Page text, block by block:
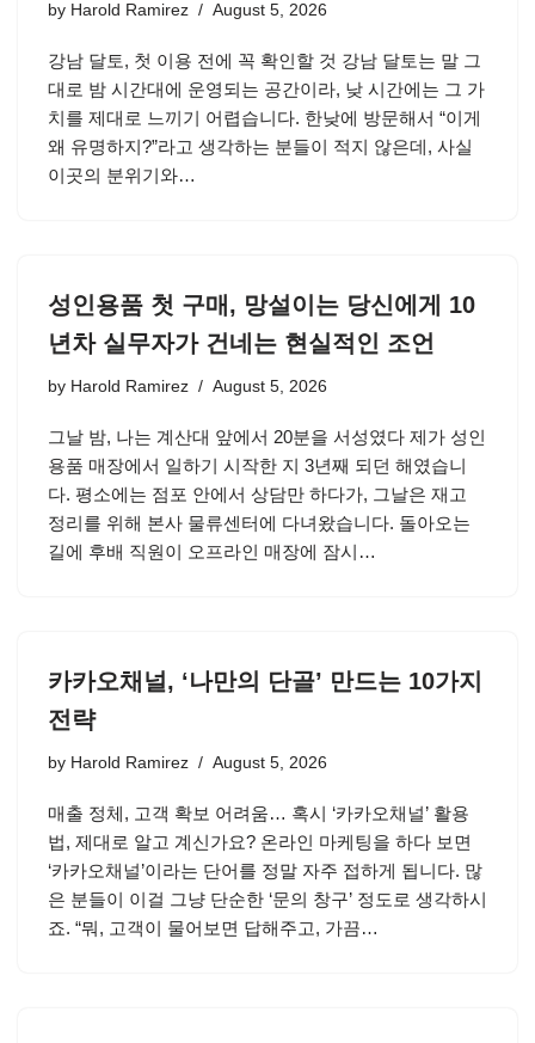
by Harold Ramirez August 5, 2026
강남 달토, 첫 이용 전에 꼭 확인할 것 강남 달토는 말 그
대로 밤 시간대에 운영되는 공간이라, 낮 시간에는 그 가
치를 제대로 느끼기 어렵습니다. 한낮에 방문해서 “이게
왜 유명하지?”라고 생각하는 분들이 적지 않은데, 사실
이곳의 분위기와…
성인용품 첫 구매, 망설이는 당신에게 10
년차 실무자가 건네는 현실적인 조언
by Harold Ramirez August 5, 2026
그날 밤, 나는 계산대 앞에서 20분을 서성였다 제가 성인
용품 매장에서 일하기 시작한 지 3년째 되던 해였습니
다. 평소에는 점포 안에서 상담만 하다가, 그날은 재고
정리를 위해 본사 물류센터에 다녀왔습니다. 돌아오는
길에 후배 직원이 오프라인 매장에 잠시…
카카오채널, ‘나만의 단골’ 만드는 10가지
전략
by Harold Ramirez August 5, 2026
매출 정체, 고객 확보 어려움… 혹시 ‘카카오채널’ 활용
법, 제대로 알고 계신가요? 온라인 마케팅을 하다 보면
‘카카오채널’이라는 단어를 정말 자주 접하게 됩니다. 많
은 분들이 이걸 그냥 단순한 ‘문의 창구’ 정도로 생각하시
죠. “뭐, 고객이 물어보면 답해주고, 가끔…